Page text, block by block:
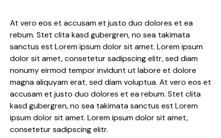
At vero eos et accusam et justo duo dolores et ea
rebum. Stet clita kasd gubergren, no sea takimata
sanctus est Lorem ipsum dolor sit amet. Lorem ipsum
dolor sit amet, consetetur sadipscing elitr, sed diam
nonumy eirmod tempor invidunt ut labore et dolore
magna aliquyam erat, sed diam voluptua. At vero eos et
accusam et justo duo dolores et ea rebum. Stet clita
kasd gubergren, no sea takimata sanctus est Lorem
ipsum dolor sit amet. Lorem ipsum dolor sit amet,
consetetur sadipscing elitr.